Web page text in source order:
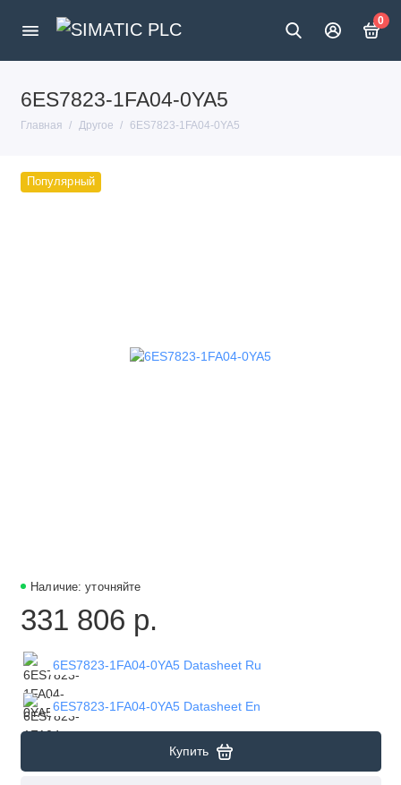
0
6ES7823-1FA04-0YA5
Главная Другое 6ES7823-1FA04-0YA5
Популярный
Наличие: уточняйте
331 806 р.
6ES7823-1FA04-0YA5 Datasheet Ru
6ES7823-1FA04-0YA5 Datasheet En
Купить